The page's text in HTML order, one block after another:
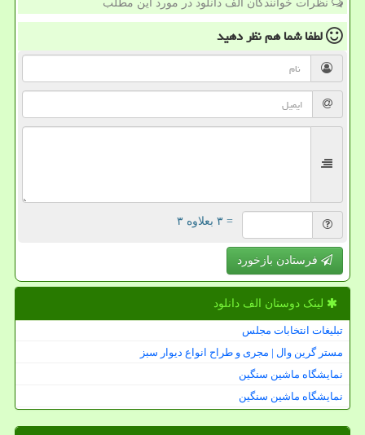
نظرات خوانندگان الف دانلود در مورد این مطلب
لطفا شما همنظر دهید
= ۳ بعلاوه ۳
فرستادن بازخورد
لینک دوستان الف دانلود
تبلیغات انتخابات مجلس
مستر گرین وال | مجری و طراح انواع دیوار سبز
نمایشگاه ماشین سنگین
نمایشگاه ماشین سنگین